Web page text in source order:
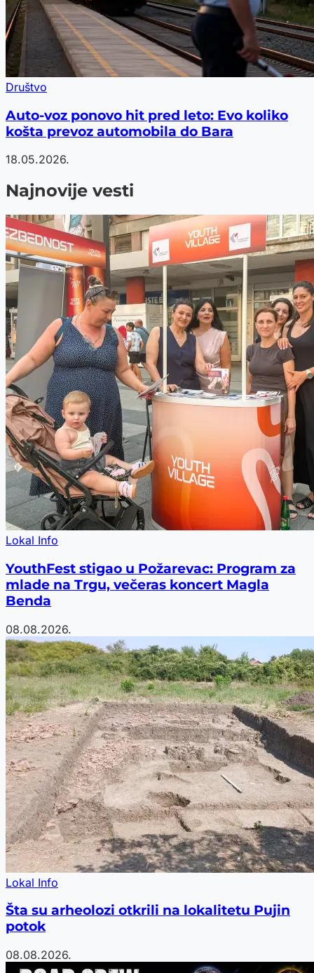
Društvo
Auto-voz ponovo hit pred leto: Evo koliko
košta prevoz automobila do Bara
18.05.2026.
Najnovije vesti
Lokal Info
YouthFest stigao u Požarevac: Program za
mlade na Trgu, večeras koncert Magla
Benda
08.08.2026.
Lokal Info
Šta su arheolozi otkrili na lokalitetu Pujin
potok
08.08.2026.